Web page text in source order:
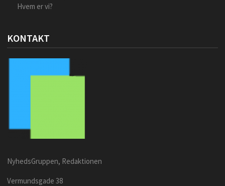
Hvem er vi?
KONTAKT
NyhedsGruppen, Redaktionen
Vermundsgade 38